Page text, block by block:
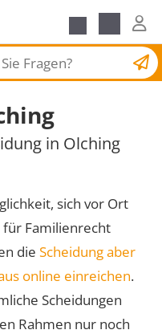
Scheidungsantrag
in Olching
sich vor Ort
für Familienrecht
die Scheidung aber
online einreichen.
Scheidungen
Rahmen nur noch